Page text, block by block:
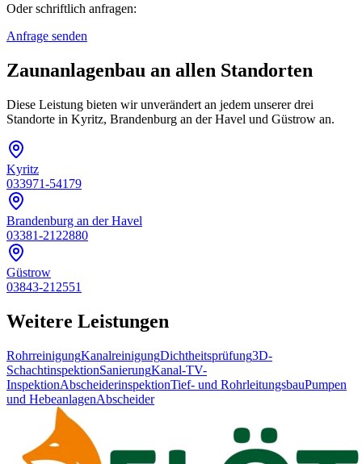
Oder schriftlich anfragen:
Anfrage senden
Zaunanlagenbau an allen Standorten
Diese Leistung bieten wir unverändert an jedem unserer drei
Standorte in Kyritz, Brandenburg an der Havel und Güstrow an.
Kyritz
033971-54179
Brandenburg an der Havel
03381-2122880
Güstrow
03843-212551
Weitere Leistungen
RohrreinigungKanalreinigungDichtheitsprüfung3D-
SchachtinspektionSanierungKanal-TV-
InspektionAbscheiderinspektionTief- und RohrleitungsbauPumpen
und HebeanlagenAbscheider